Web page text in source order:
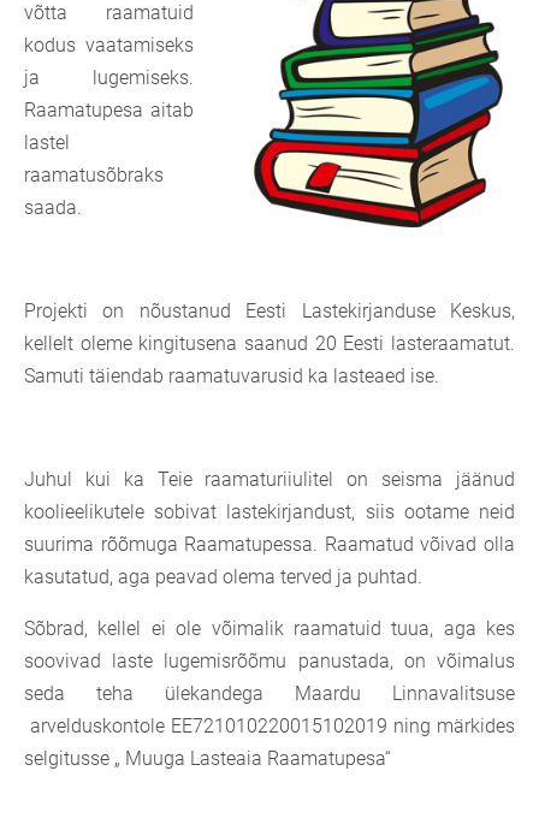
võtta raamatuid
kodus vaatamiseks
ja lugemiseks.
Raamatupesa aitab
lastel
raamatusõbraks
saada.
Projekti on nõustanud Eesti Lastekirjanduse Keskus,
kellelt oleme kingitusena saanud 20 Eesti lasteraamatut.
Samuti täiendab raamatuvarusid ka lasteaed ise.
Juhul kui ka Teie raamaturiiulitel on seisma jäänud
koolieelikutele sobivat lastekirjandust, siis ootame neid
suurima rõõmuga Raamatupessa. Raamatud võivad olla
kasutatud, aga peavad olema terved ja puhtad.
Sõbrad, kellel ei ole võimalik raamatuid tuua, aga kes
soovivad laste lugemisrõõmu panustada, on võimalus
seda teha ülekandega Maardu Linnavalitsuse
arvelduskontole EE721010220015102019 ning märkides
selgitusse „ Muuga Lasteaia Raamatupesa“